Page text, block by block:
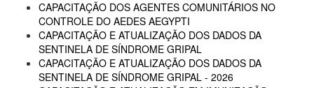
CAPACITAÇÃO DOS AGENTES COMUNITÁRIOS NO
CONTROLE DO AEDES AEGYPTI
CAPACITAÇÃO E ATUALIZAÇÃO DOS DADOS DA
SENTINELA DE SÍNDROME GRIPAL
CAPACITAÇÃO E ATUALIZAÇÃO DOS DADOS DA
SENTINELA DE SÍNDROME GRIPAL - 2026